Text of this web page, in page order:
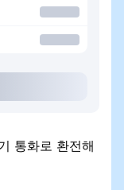
화로 환전해